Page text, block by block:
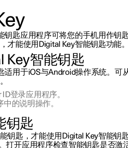
注册新闻
（在新窗
钥匙应用程序可将您的手机用作钥
才能使用Digital Key智能钥匙功能
Key智能钥匙
适用于iOS与Android操作系统。可
登录应用程序。
的说明操作。
钥匙
钥匙，才能使用Digital Key智能钥
打开应用程序检查智能钥匙是否激